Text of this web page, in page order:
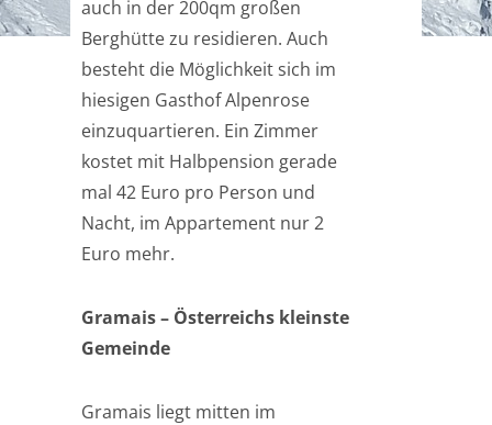
auch in der 200qm großen
Berghütte zu residieren. Auch
besteht die Möglichkeit sich im
hiesigen Gasthof Alpenrose
einzuquartieren. Ein Zimmer
kostet mit Halbpension gerade
mal 42 Euro pro Person und
Nacht, im Appartement nur 2
Euro mehr.
Gramais – Österreichs kleinste
Gemeinde
Gramais liegt mitten im